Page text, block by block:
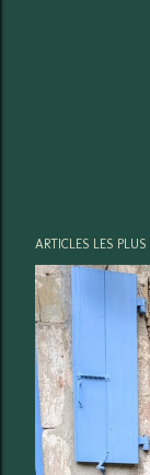
ARTICLES LES